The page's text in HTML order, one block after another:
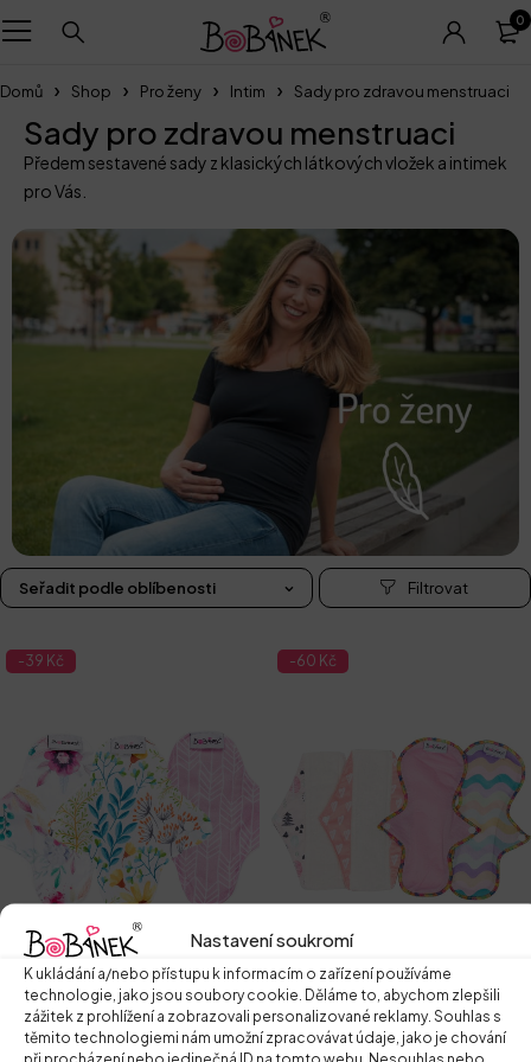
Nastavení soukromí
K ukládání a/nebo přístupu k informacím o zařízení používáme
technologie, jako jsou soubory cookie. Děláme to, abychom zlepšili
zážitek z prohlížení a zobrazovali personalizované reklamy. Souhlas s
těmito technologiemi nám umožní zpracovávat údaje, jako je chování
0
Domů Shop Pro ženy Intim Sady pro zdravou menstruaci
Sady pro zdravou menstruaci
Předem sestavené sady z klasických látkových vložek a intimek
pro Vás.
Seřadit podle oblíbenosti
-39 Kč
Vybrat si sadu
Sada látkových vložek intim
-60 Kč
Vybrat si sadu
Sada látkových vložek